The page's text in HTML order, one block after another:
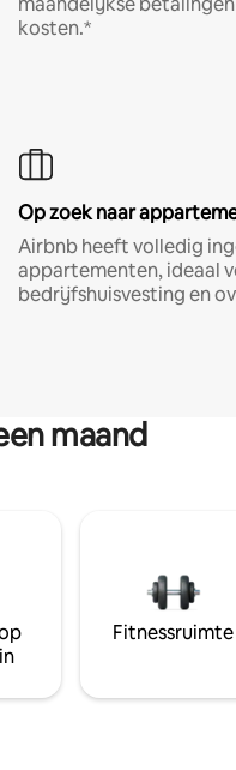
kosten.*
Op zoek naar
Airbnb heeft volledig
appartementen, ideaal
bedrijfshuisvesting en
maand
Fitnessruimte